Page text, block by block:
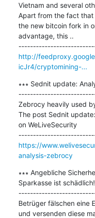
Vietnam and several
Apart from the fact
the new bitcoin fork in
advantage, this ..
http://
icJr4/cryptomining-...
∗∗∗ Sednit update:
Zebrocy heavily used
The post Sednit
on WeLiveSecurity
https://
analysis-zebrocy
∗∗∗ Angebliche
Sparkasse ist schädlich!
Betrüger fälschen eine
und versenden diese